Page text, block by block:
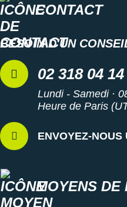
CONTACT
BESOIN D'UN
02 318 04 14
Lundi - Samedi ·
Heure de Paris
ENVOYEZ-NOUS
MOYENS DE